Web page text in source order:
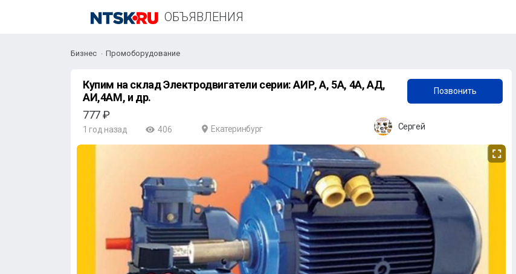
ОБЪЯВЛЕНИЯ
+7 (903) 519-30-20
Бизнес Промоборудование
Купим на склад Электродвигатели серии: АИР, А, 5А, 4А, АД,
АИ,4АМ, и др.
Позвонить
777 ₽
1 год назад 406 Екатеринбург Сергей